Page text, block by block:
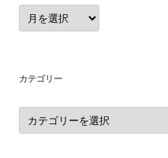
ア
ー
カ
カテゴリー
カ
テ
ゴ